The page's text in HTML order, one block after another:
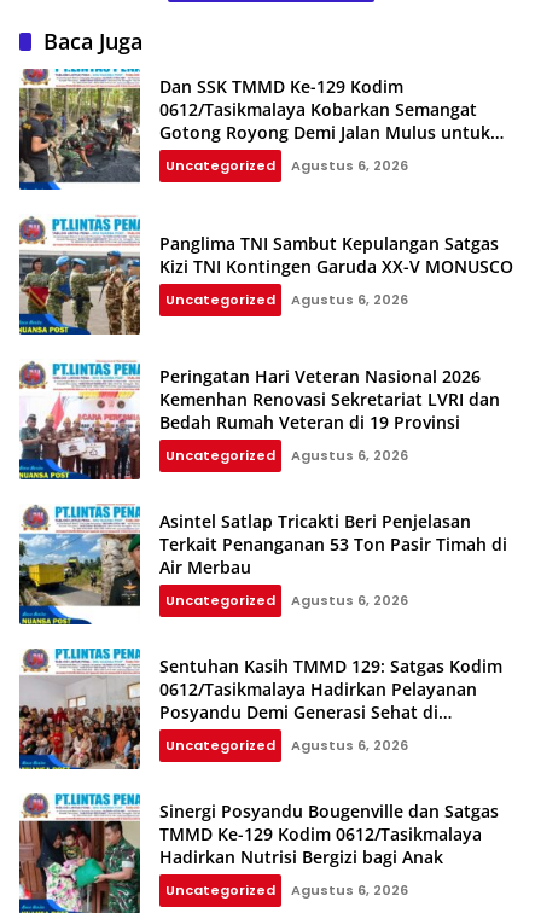
Baca Juga
Dan SSK TMMD Ke-129 Kodim
0612/Tasikmalaya Kobarkan Semangat
Gotong Royong Demi Jalan Mulus untuk
Rakyat
Uncategorized Agustus 6, 2026
Panglima TNI Sambut Kepulangan Satgas
Kizi TNI Kontingen Garuda XX-V MONUSCO
Uncategorized Agustus 6, 2026
Peringatan Hari Veteran Nasional 2026
Kemenhan Renovasi Sekretariat LVRI dan
Bedah Rumah Veteran di 19 Provinsi
Uncategorized Agustus 6, 2026
Asintel Satlap Tricakti Beri Penjelasan
Terkait Penanganan 53 Ton Pasir Timah di
Air Merbau
Uncategorized Agustus 6, 2026
Sentuhan Kasih TMMD 129: Satgas Kodim
0612/Tasikmalaya Hadirkan Pelayanan
Posyandu Demi Generasi Sehat di
Parungponteng
Uncategorized Agustus 6, 2026
Sinergi Posyandu Bougenville dan Satgas
TMMD Ke-129 Kodim 0612/Tasikmalaya
Hadirkan Nutrisi Bergizi bagi Anak
Uncategorized Agustus 6, 2026